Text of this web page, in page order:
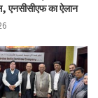
एनसीसीएफ का ऐलान